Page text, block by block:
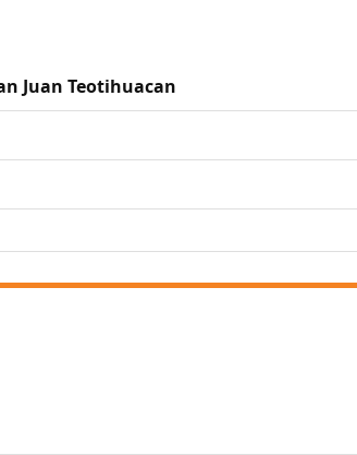
Juan Teotihuacan